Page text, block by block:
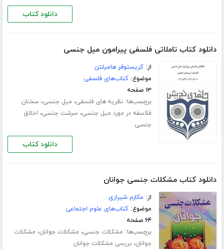
دانلود کتاب
دانلود کتاب تاملاتی فلسفی پیرامون میل جنسی
از:کریستوفر هامیلتن
موضوع:کتاب‌های فلسفی
۱۳ صفحه
برچسب‌ها:نظریه های فلسفی، میل جنسی، سخنان
فلاسفه در مورد میل جنسی، سرشت جنسی، اخلاق
جنسی
دانلود کتاب
دانلود کتاب مشکلات جنسی جوانان
از: مکارم شیرازی
موضوع:کتاب‌های علوم اجتماعی
۶۴ صفحه
برچسب‌ها: مشکلات جنسی، مشکلات جوانان، مشکلات
جوانان،بررسی مشکلات جوانان